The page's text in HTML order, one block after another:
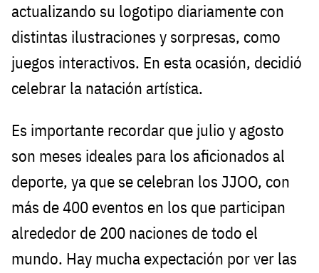
actualizando su logotipo diariamente con
distintas ilustraciones y sorpresas, como
juegos interactivos. En esta ocasión, decidió
celebrar la natación artística.
Es importante recordar que julio y agosto
son meses ideales para los aficionados al
deporte, ya que se celebran los JJOO, con
más de 400 eventos en los que participan
alrededor de 200 naciones de todo el
mundo. Hay mucha expectación por ver las